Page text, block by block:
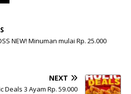
NEW! Minuman mulai Rp. 25.000
NEXT
Deals 3 Ayam Rp. 59.000